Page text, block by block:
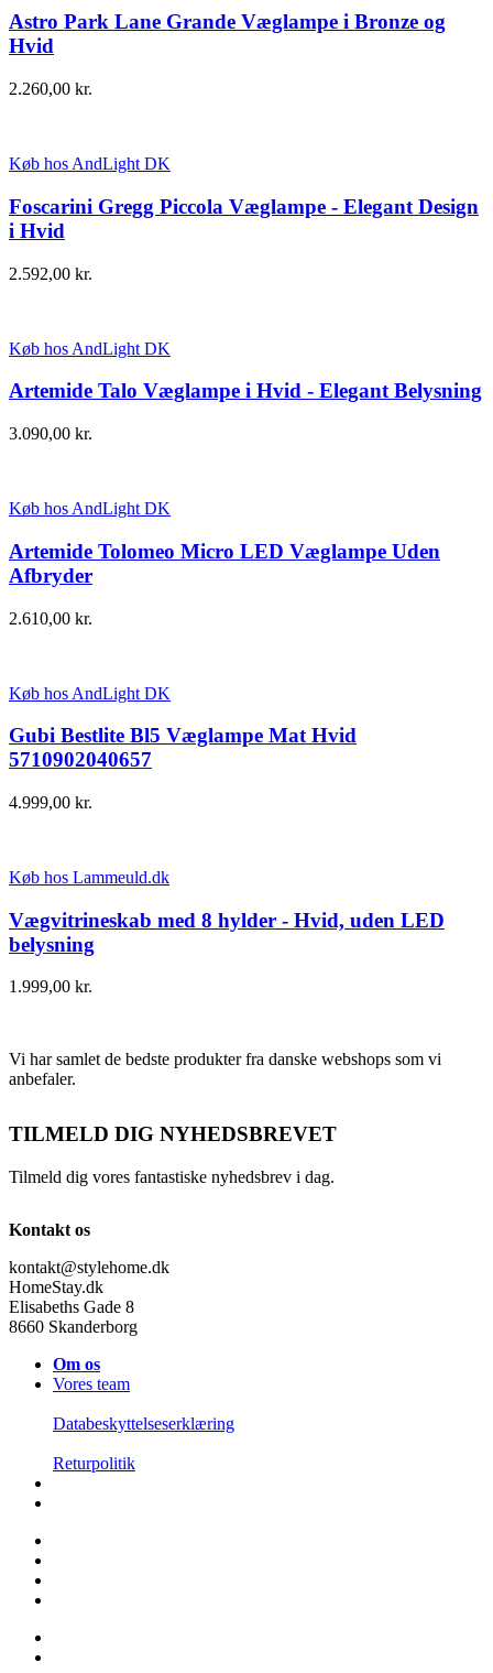
Astro Park Lane Grande Væglampe i Bronze og
Hvid
2.260,00 kr.
Køb hos AndLight DK
Foscarini Gregg Piccola Væglampe - Elegant Design
i Hvid
2.592,00 kr.
Køb hos AndLight DK
Artemide Talo Væglampe i Hvid - Elegant Belysning
3.090,00 kr.
Køb hos AndLight DK
Artemide Tolomeo Micro LED Væglampe Uden
Afbryder
2.610,00 kr.
Køb hos AndLight DK
Gubi Bestlite Bl5 Væglampe Mat Hvid
5710902040657
4.999,00 kr.
Køb hos Lammeuld.dk
Vægvitrineskab med 8 hylder - Hvid, uden LED
belysning
1.999,00 kr.
Vi har samlet de bedste produkter fra danske webshops som vi
anbefaler.
TILMELD DIG NYHEDSBREVET
Tilmeld dig vores fantastiske nyhedsbrev i dag.
Kontakt os
kontakt@stylehome.dk
HomeStay.dk
Elisabeths Gade 8
8660 Skanderborg
Om os
Vores team
Databeskyttelseserklæring
Returpolitik